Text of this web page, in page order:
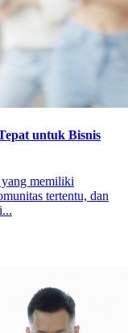
untuk Bisnis
memiliki
tertentu, dan